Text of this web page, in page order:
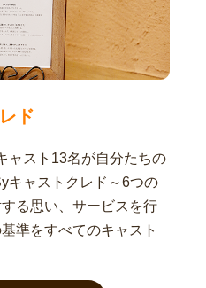
ド
ャスト13名が自分たちの
キャストクレド～6つの
る思い、サービスを行
準をすべてのキャスト